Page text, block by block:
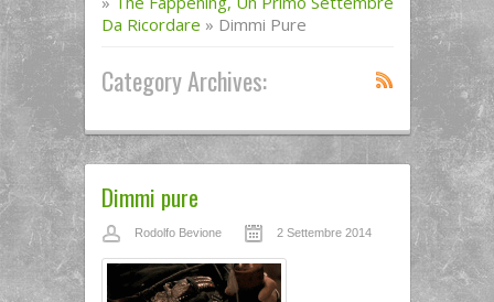
Da Ricordare » Dimmi Pure
Category Archives:
Dimmi pure
Rodolfo Bevione 2 Settembre 2014